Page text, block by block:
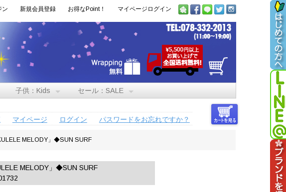
ン 新規会員登録 お得なPoint！ マイページログイン
子供：Kids セール：SALE
マイページ ログイン パスワードをお忘れですか？
MELODY」◆SUN SURF
MELODY」◆SUN SURF